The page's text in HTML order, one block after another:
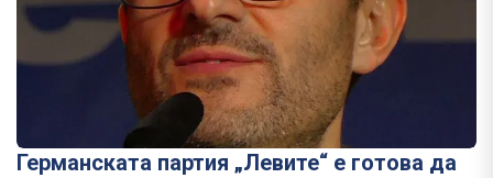
Германската партия „Левите“ е готова да